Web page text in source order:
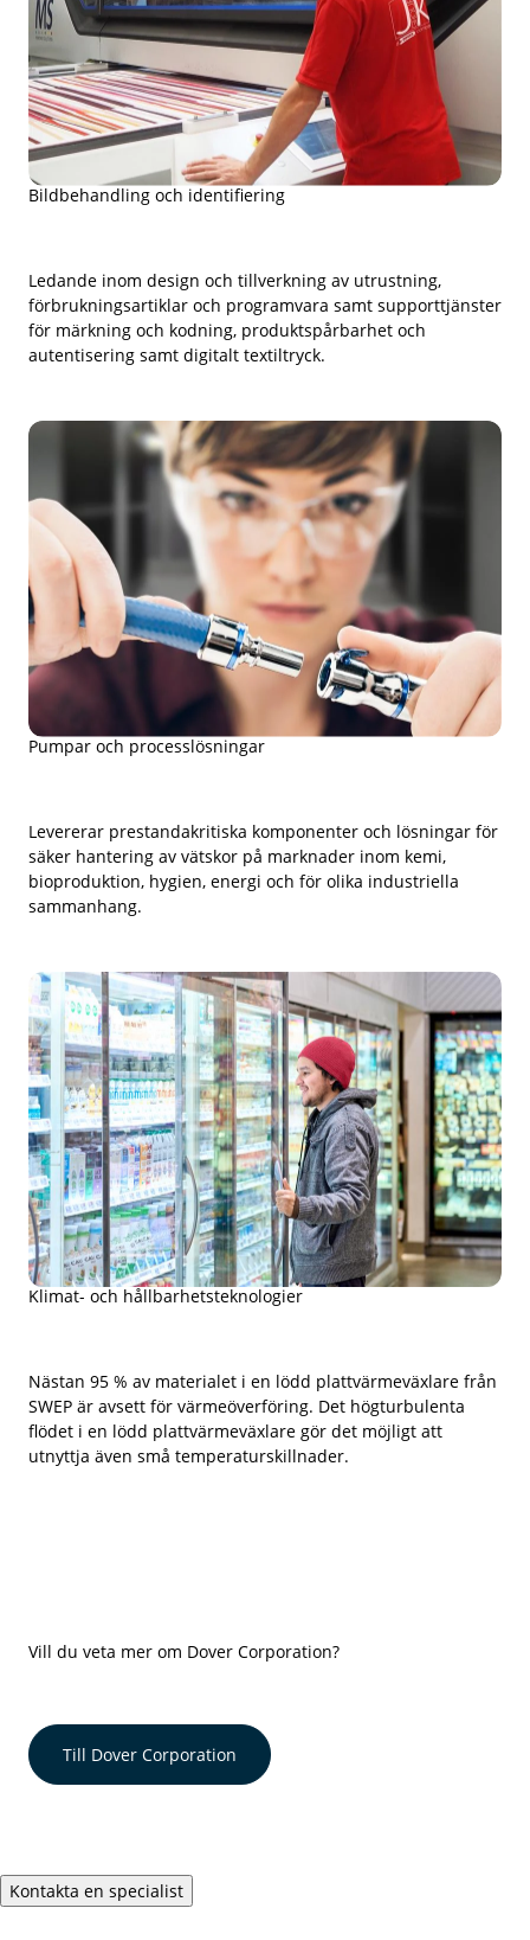
Bildbehandling och identifiering
Ledande inom design och tillverkning av utrustning,
förbrukningsartiklar och programvara samt supporttjänster
för märkning och kodning, produktspårbarhet och
autentisering samt digitalt textiltryck.
Pumpar och processlösningar
Levererar prestandakritiska komponenter och lösningar för
säker hantering av vätskor på marknader inom kemi,
bioproduktion, hygien, energi och för olika industriella
sammanhang.
Klimat- och hållbarhetsteknologier
Nästan 95 % av materialet i en lödd plattvärmeväxlare från
SWEP är avsett för värmeöverföring. Det högturbulenta
flödet i en lödd plattvärmeväxlare gör det möjligt att
utnyttja även små temperaturskillnader.
Vill du veta mer om Dover Corporation?
Till Dover Corporation
Kontakta en specialist